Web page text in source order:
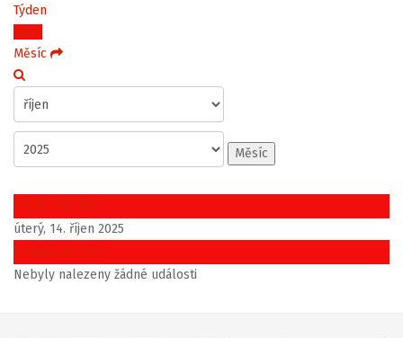
Týden
Dnes
Měsíc
Měsíc
Předchozí den
úterý, 14. říjen 2025
Následující den
Nebyly nalezeny žádné události